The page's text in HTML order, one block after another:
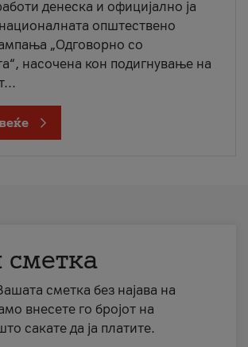
денеска и официјално ја
националната општествено
„Одговорно со
насочена кон подигнување на
сметка
сметка без најава на
внесете го бројот на
сакате да ја платите.